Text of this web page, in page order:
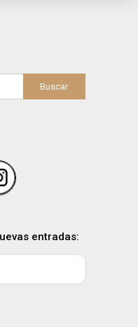
entradas: